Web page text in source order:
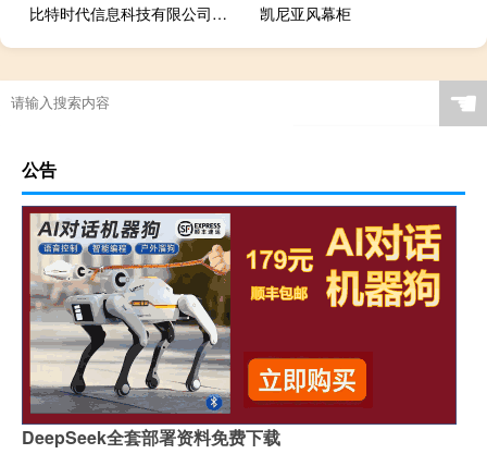
比特时代信息科技有限公司（比特时代交易平台官网）
凯尼亚风幕柜
☚
公告
DeepSeek全套部署资料免费下载